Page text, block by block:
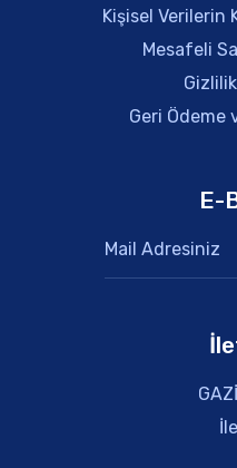
Kişisel Verilerin
Mesafeli
Geri Ödeme
E-